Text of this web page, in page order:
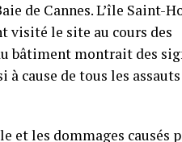
de Cannes. L’île Saint-
visité le site au cours des
bâtiment montrait des
à cause de tous les
et les dommages causés